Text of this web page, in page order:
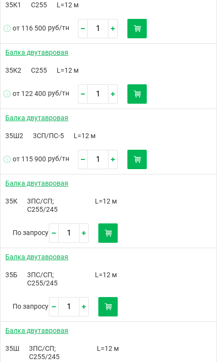
35К1 С255 L=12 м
от 116 500 руб/тн
Балка двутавровая
35К2 С255 L=12 м
от 122 400 руб/тн
Балка двутавровая
35Ш2 3СП/ПС-5 L=12 м
от 115 900 руб/тн
Балка двутавровая
35К
3ПС/СП;
С255/245
L=12 м
По запросу
Балка двутавровая
35Б
3ПС/СП;
С255/245
L=12 м
По запросу
Балка двутавровая
35Ш
3ПС/СП;
С255/245
L=12 м